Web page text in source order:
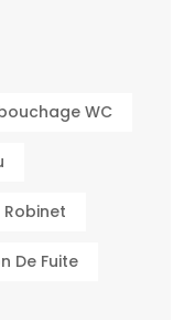
WC
De Fuite